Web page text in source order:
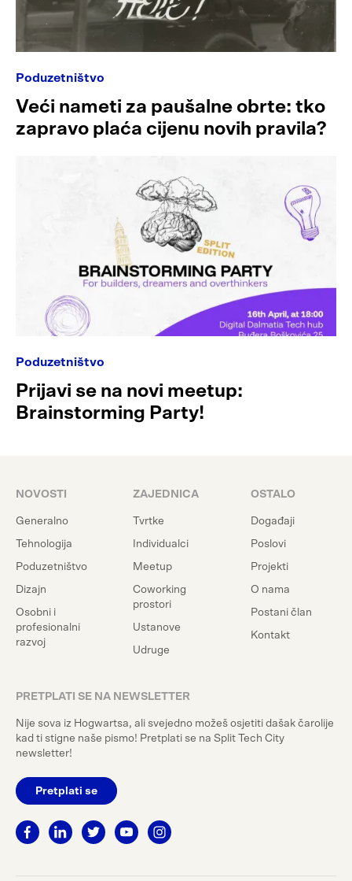
Poduzetništvo
Veći nameti za paušalne obrte: tko
zapravo plaća cijenu novih pravila?
Poduzetništvo
Prijavi se na novi meetup:
Brainstorming Party!
NOVOSTI
Generalno
Tehnologija
Poduzetništvo
Dizajn
Osobni i
profesionalni
razvoj
ZAJEDNICA
Tvrtke
Individualci
Meetup
Coworking
prostori
Ustanove
Udruge
OSTALO
Događaji
Poslovi
Projekti
O nama
Postani član
Kontakt
PRETPLATI SE NA NEWSLETTER
Nije sova iz Hogwartsa, ali svejedno možeš osjetiti dašak čarolije
kad ti stigne naše pismo! Pretplati se na Split Tech City
newsletter!
Pretplati se